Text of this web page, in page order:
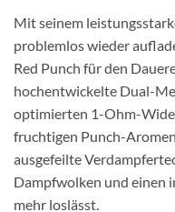
Mit seinem
problemlos wieder
Red Punch für den
hochentwickelte Dual-
optimierten 1-Ohm-
fruchtigen Punch-
ausgefeilte
Dampfwolken und einen
mehr loslässt.